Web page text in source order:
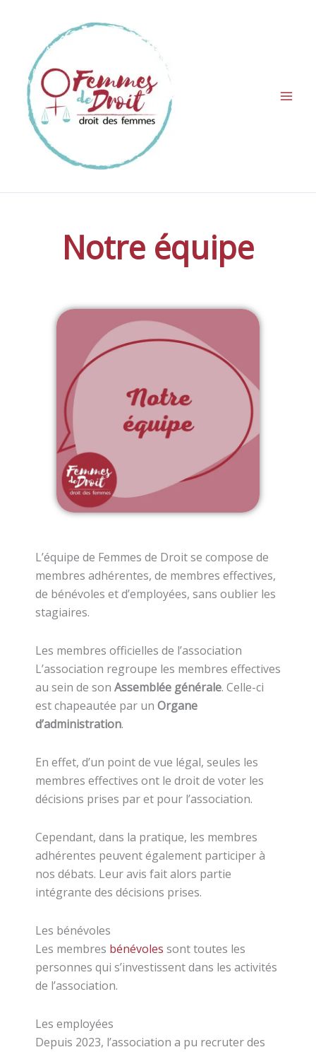
Notre équipe
L’équipe de Femmes de Droit se compose de
membres adhérentes, de membres effectives,
de bénévoles et d’employées, sans oublier les
stagiaires.
Les membres officielles de l’association
L’association regroupe les membres effectives
au sein de son Assemblée générale. Celle-ci
est chapeautée par un Organe
d’administration.
En effet, d’un point de vue légal, seules les
membres effectives ont le droit de voter les
décisions prises par et pour l’association.
Cependant, dans la pratique, les membres
adhérentes peuvent également participer à
nos débats. Leur avis fait alors partie
intégrante des décisions prises.
Les bénévoles
Les membres bénévoles sont toutes les
personnes qui s’investissent dans les activités
de l’association.
Les employées
Depuis 2023, l’association a pu recruter des